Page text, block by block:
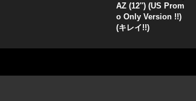
AZ (12'') (US Prom
o Only Version !!)
(キレイ!!)